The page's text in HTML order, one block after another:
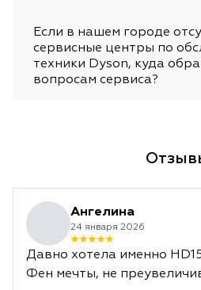
Если в нашем городе
сервисные центры по
техники Dyson, куда
вопросам сервиса?
Ангелина
24 января 2026
Давно хотела именно
Фен мечты, не